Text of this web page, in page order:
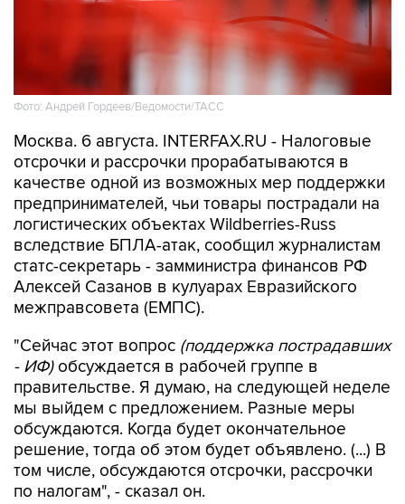
Фото: Андрей Гордеев/Ведомости/ТАСС
Москва. 6 августа. INTERFAX.RU - Налоговые
отсрочки и рассрочки прорабатываются в
качестве одной из возможных мер поддержки
предпринимателей, чьи товары пострадали на
логистических объектах Wildberries-Russ
вследствие БПЛА-атак, сообщил журналистам
статс-секретарь - замминистра финансов РФ
Алексей Сазанов в кулуарах Евразийского
межправсовета (ЕМПС).
"Сейчас этот вопрос (поддержка пострадавших
- ИФ)обсуждается в рабочей группе в
правительстве. Я думаю, на следующей неделе
мы выйдем с предложением. Разные меры
обсуждаются. Когда будет окончательное
решение, тогда об этом будет объявлено. (...) В
том числе, обсуждаются отсрочки, рассрочки
по налогам", - сказал он.